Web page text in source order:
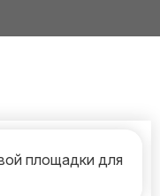
площадки для